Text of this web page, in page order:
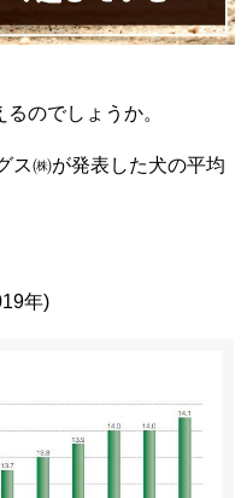
のでしょうか。
ス㈱が発表した犬の平均
年)